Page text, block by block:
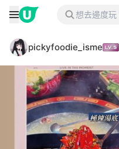
pickyfoodie_isme